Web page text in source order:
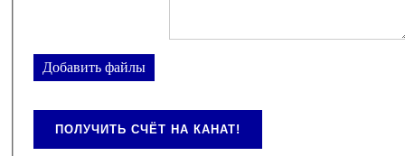
Добавить файлы
ПОЛУЧИТЬ СЧЁТ НА КАНАТ!